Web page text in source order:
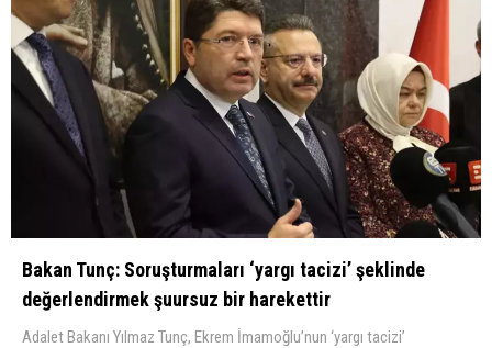
Bakan Tunç: Soruşturmaları ‘yargı tacizi’ şeklinde
değerlendirmek şuursuz bir harekettir
Adalet Bakanı Yılmaz Tunç, Ekrem İmamoğlu’nun ‘yargı tacizi’